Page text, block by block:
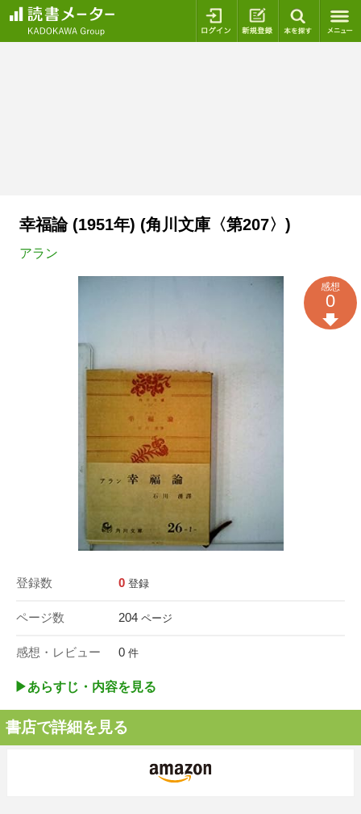
ログイン 新規登録
幸福論 (1951年) (角川文庫〈第207〉)
アラン
登録数 0 登録
ページ数 204 ページ
感想・レビュー 0 件
感想
0
▶︎あらすじ・内容を見る
書店で詳細を見る